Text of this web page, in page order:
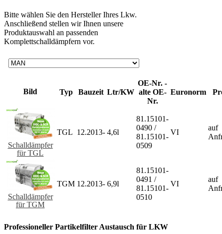
Bitte wählen Sie den Hersteller Ihres Lkw.
Anschließend stellen wir Ihnen unsere
Produktauswahl an passenden
Komplettschalldämpfern vor.
Bild Typ Bauzeit Ltr/KW
OE-Nr. -
alte OE-
Nr.
Euronorm
Schalldämpfer
für TGL
TGL 12.2013- 4,6l
81.15101-
0490 /
81.15101-
0509
VI
auf
Schalldämpfer
für TGM
TGM 12.2013- 6,9l
81.15101-
0491 /
81.15101-
0510
VI
auf
Professioneller Partikelfilter Austausch für LKW